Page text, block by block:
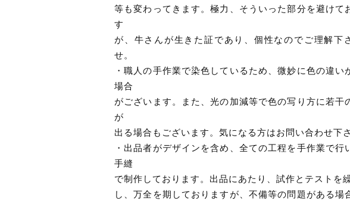
等も変わってきます。極力、そういった部分を避けて
す
が、牛さんが生きた証であり、個性なのでご理解下
せ。
・職人の手作業で染色しているため、微妙に色の違い
場合
がございます。また、光の加減等で色の写り方に若干
が
出る場合もございます。気になる方はお問い合わせ下
・出品者がデザインを含め、全ての工程を手作業で行
手縫
で制作しております。出品にあたり、試作とテストを
し、万全を期しておりますが、不備等の問題がある場